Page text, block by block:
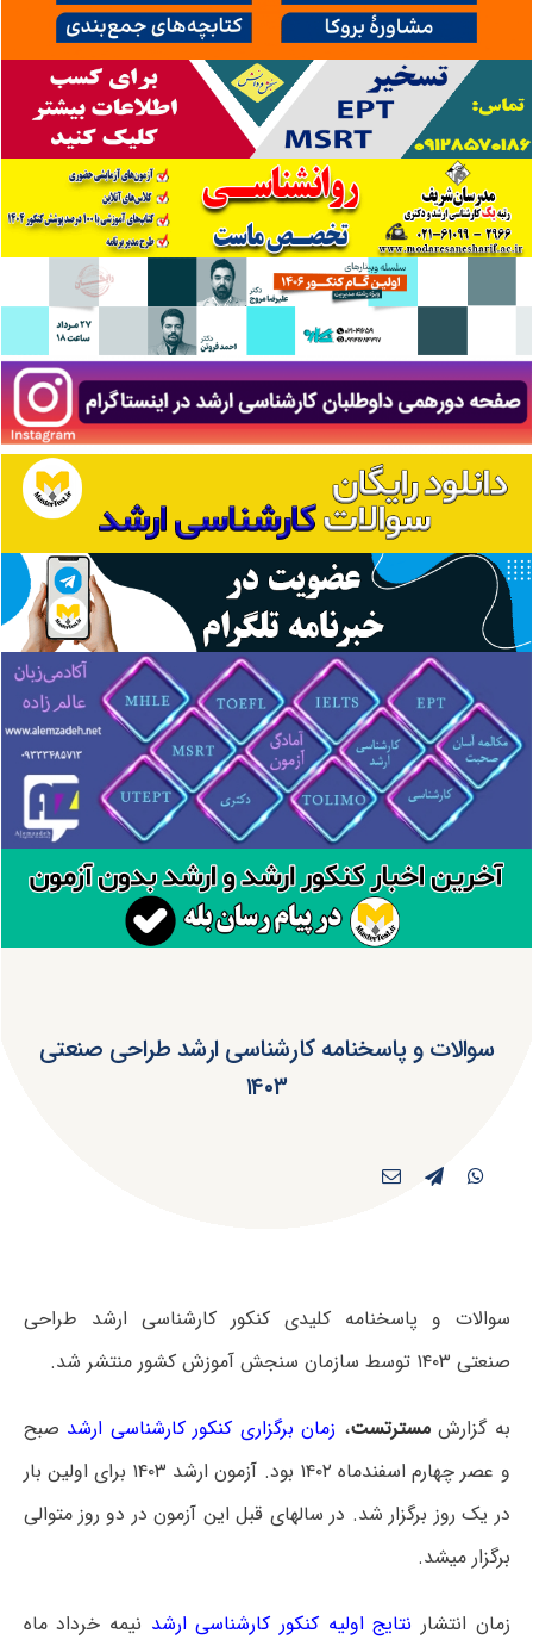
سوالات و پاسخنامه کارشناسی ارشد طراحی صنعتی
۱۴۰۳
سوالات و پاسخنامه کلیدی کنکور کارشناسی ارشد طراحی
صنعتی ۱۴۰۳ توسط سازمان سنجش آموزش کشور منتشر شد.
به گزارشمسترتست، زمان برگزاری کنکور کارشناسی ارشد صبح
و عصر چهارم اسفندماه ۱۴۰۲ بود. آزمون ارشد ۱۴۰۳ برای اولین بار
در یک روز برگزار شد. در سالهای قبل این آزمون در دو روز متوالی
برگزار میشد.
زمان انتشار نتایج اولیه کنکور کارشناسی ارشد نیمه خرداد ماه